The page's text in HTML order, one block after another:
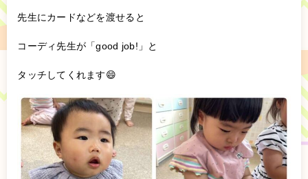
先生にカードなどを渡せると
コーディ先生が「good job!」と
タッチしてくれます😄